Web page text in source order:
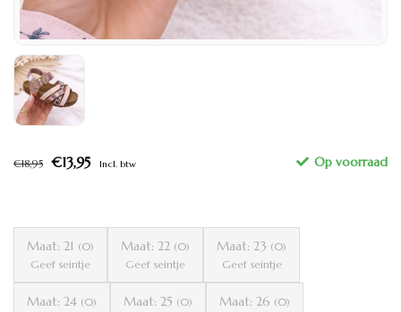
€18,95 €13,95 Incl. btw
Maat: 21 (0)
Geef seintje
Maat: 22 (0)
Geef seintje
Maat: 23 (0)
Geef seintje
Maat: 24 (0)
Maat: 25 (0)
Maat: 26 (0)